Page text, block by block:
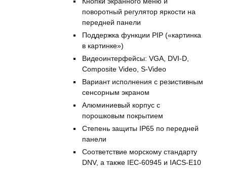
поворотный регулятор яркости на
передней панели
Поддержка функции PIP («картинка
в картинке»)
Видеоинтерфейсы: VGA, DVI-D,
Composite Video, S-Video
Вариант исполнения с резистивным
сенсорным экраном
Алюминиевый корпус с
порошковым покрытием
Степень защиты IP65 по передней
панели
Соответствие морскому стандарту
DNV, а также IEC-60945 и IACS-E10